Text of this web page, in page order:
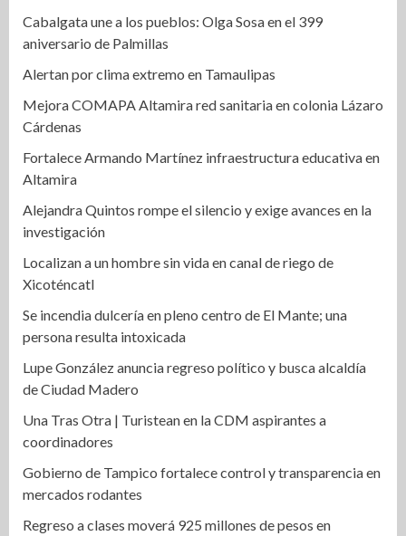
Cabalgata une a los pueblos: Olga Sosa en el 399
aniversario de Palmillas
Alertan por clima extremo en Tamaulipas
Mejora COMAPA Altamira red sanitaria en colonia Lázaro
Cárdenas
Fortalece Armando Martínez infraestructura educativa en
Altamira
Alejandra Quintos rompe el silencio y exige avances en la
investigación
Localizan a un hombre sin vida en canal de riego de
Xicoténcatl
Se incendia dulcería en pleno centro de El Mante; una
persona resulta intoxicada
Lupe González anuncia regreso político y busca alcaldía
de Ciudad Madero
Una Tras Otra | Turistean en la CDM aspirantes a
coordinadores
Gobierno de Tampico fortalece control y transparencia en
mercados rodantes
Regreso a clases moverá 925 millones de pesos en